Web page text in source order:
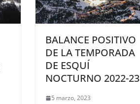
BALANCE POSITIVO
DE LA TEMPORADA
DE ESQUÍ
NOCTURNO 2022-23
5 marzo, 2023